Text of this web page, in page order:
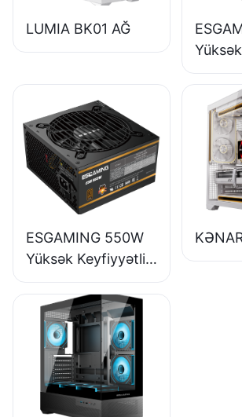
LUMIA BK01 AĞ
85%
Tam
ESGAMING 550W
Yüksək Keyfiyyətli
85% Səmərəlilik
80+ Bürünc
Masaüstü
Kompüter Enerji
Təchizatı ESB550W